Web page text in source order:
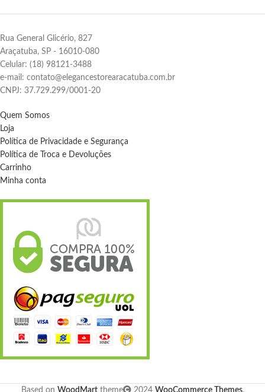
Rua General Glicério, 827
Araçatuba, SP - 16010-080
Celular: (18) 98121-3488
e-mail: contato@elegancestorearacatuba.com.br
CNPJ: 37.729.299/0001-20
Quem Somos
Loja
Política de Privacidade e Segurança
Política de Troca e Devoluções
Carrinho
Minha conta